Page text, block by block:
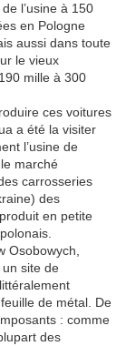
l’usine à 150
en Pologne
aussi dans toute
le vieux
mille à 300
ces voitures
a été la visiter
l’usine de
marché
carrosseries
des
en petite
Osobowych,
site de
de métal. De
: comme
des